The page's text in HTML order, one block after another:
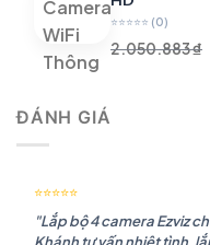
⭐⭐⭐⭐⭐ (0)
2.050.883₫
ĐÁNH GIÁ
⭐⭐⭐⭐⭐
"Lắp bộ 4 camera Ezviz